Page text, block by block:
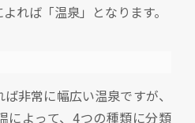
れば「温泉」となります。
非常に幅広い温泉ですが、
によって、4つの種類に分類